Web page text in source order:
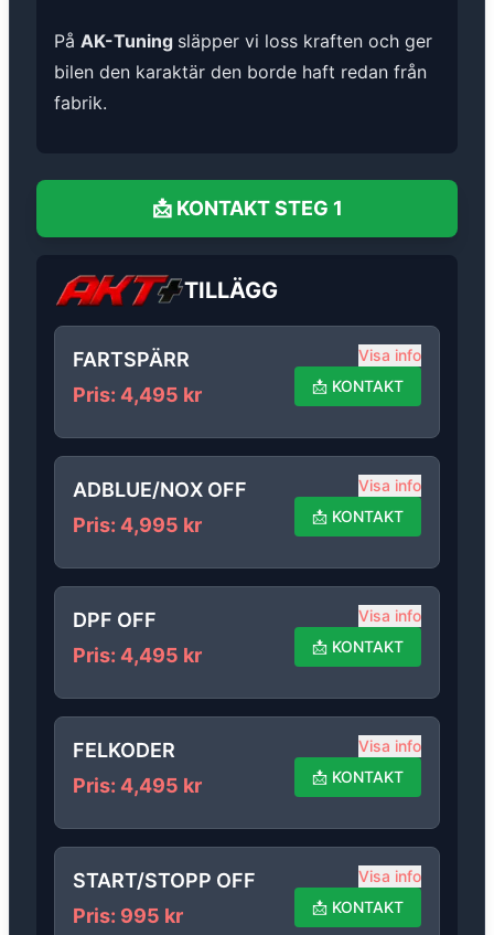
På AK-Tuning släpper vi loss kraften och ger
bilen den karaktär den borde haft redan från
fabrik.
📩 KONTAKT STEG 1
TILLÄGG
FARTSPÄRR
Pris: 4,495 kr
Visa info
📩 KONTAKT
ADBLUE/NOX OFF
Pris: 4,995 kr
Visa info
📩 KONTAKT
DPF OFF
Pris: 4,495 kr
Visa info
📩 KONTAKT
FELKODER
Pris: 4,495 kr
Visa info
📩 KONTAKT
START/STOPP OFF
Pris: 995 kr
Visa info
📩 KONTAKT